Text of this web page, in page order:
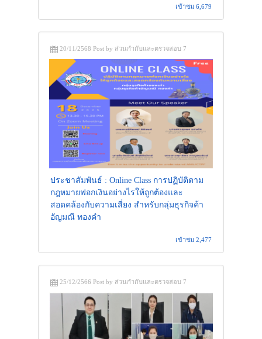
เข้าชม 6,679
20/11/2568 Post by ส่วนกำกับและตรวจสอบ 7
ประชาสัมพันธ์ : Online Class การปฏิบัติตาม
กฎหมายฟอกเงินอย่างไรให้ถูกต้องและ
สอดคล้องกับความเสี่ยง สำหรับกลุ่มธุรกิจค้า
อัญมณี ทองคำ
เข้าชม 2,477
25/12/2566 Post by ส่วนกำกับและตรวจสอบ 7